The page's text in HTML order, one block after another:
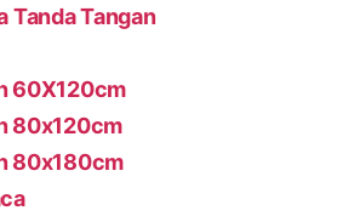
Tanda Tangan
60X120cm
80x120cm
80x180cm